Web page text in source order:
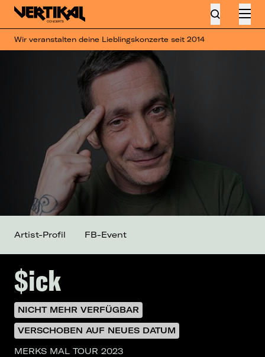
Wir veranstalten deine Lieblingskonzerte seit 2014
$ick
NICHT MEHR VERFÜGBAR
VERSCHOBEN AUF NEUES DATUM
MERKS MAL TOUR 2023
Artist-Profil FB-Event